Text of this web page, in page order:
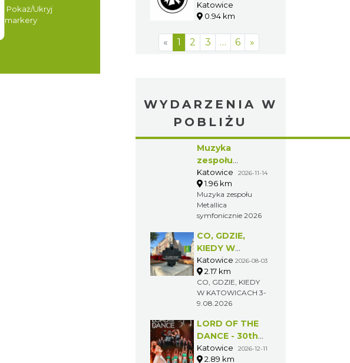
Pokaż/Ukryj
markery
Club
Katowice
Restauracja
1 2 3 … 6
WYDARZENIA W
POBLIŻU
Muzyka
zespołu
Metallica
symfonicznie
2026
Katowice
1.96 km
Muzyka zespołu
Metallica
symfonicznie 2026
KIEDY W
KATOWICACH
3-9.08.2026
Katowice 2026-08-03
2.17 km
CO, GDZIE, KIEDY